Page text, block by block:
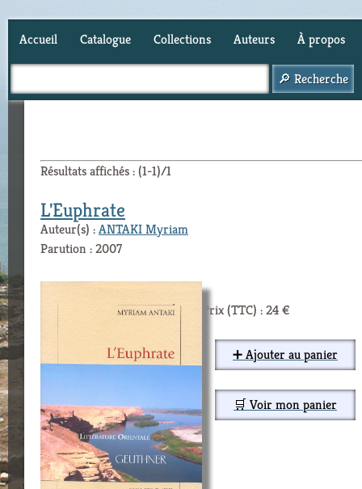
Accueil Catalogue Collections Auteurs À propos
Résultats affichés : (1-1)/1
L'Euphrate
Auteur(s) :ANTAKI Myriam
Parution : 2007
Prix (TTC) : 24 €
➕ Ajouter au panier
🛒 Voir mon panier